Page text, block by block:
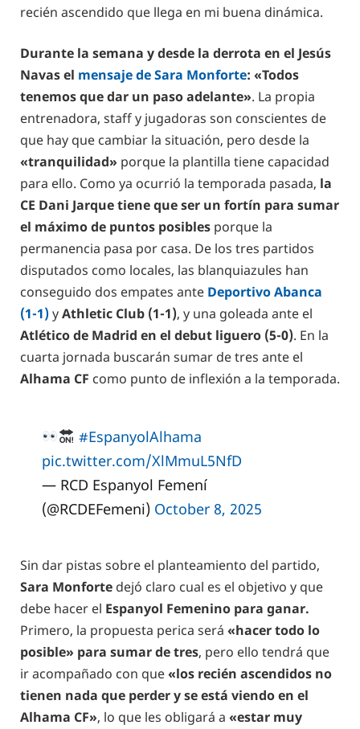
recién ascendido que llega en mi buena dinámica.
Durante la semana y desde la derrota en el Jesús
Navas el mensaje de Sara Monforte: «Todos
tenemos que dar un paso adelante». La propia
entrenadora, staff y jugadoras son conscientes de
que hay que cambiar la situación, pero desde la
«tranquilidad» porque la plantilla tiene capacidad
para ello. Como ya ocurrió la temporada pasada, la
CE Dani Jarque tiene que ser un fortín para sumar
el máximo de puntos posibles porque la
permanencia pasa por casa. De los tres partidos
disputados como locales, las blanquiazules han
conseguido dos empates ante Deportivo Abanca
(1-1)yAthletic Club (1-1), y una goleada ante el
Atlético de Madrid en el debut liguero (5-0). En la
cuarta jornada buscarán sumar de tres ante el
Alhama CF como punto de inflexión a la temporada.
#EspanyolAlhama
pic.twitter.com/XlMmuL5NfD
— RCD Espanyol Femení
(@RCDEFemeni) October 8, 2025
Sin dar pistas sobre el planteamiento del partido,
Sara Monforte dejó claro cual es el objetivo y que
debe hacer el Espanyol Femenino para ganar.
Primero, la propuesta perica será «hacer todo lo
posible» para sumar de tres, pero ello tendrá que
ir acompañado con que«los recién ascendidos no
tienen nada que perder y se está viendo en el
Alhama CF», lo que les obligará a «estar muy